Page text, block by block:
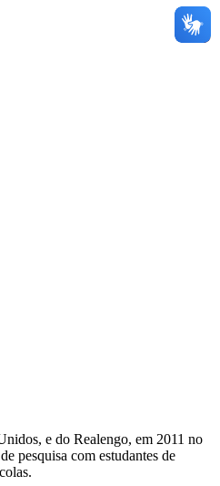
e do Realengo, em 2011 no
pesquisa com estudantes de